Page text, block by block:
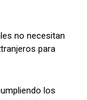
no necesitan
para
los